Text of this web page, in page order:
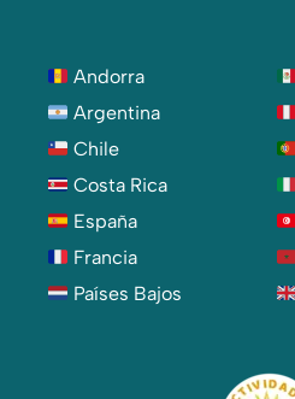
Andorra
Argentina
Chile
Costa Rica
España
Francia
Países Bajos